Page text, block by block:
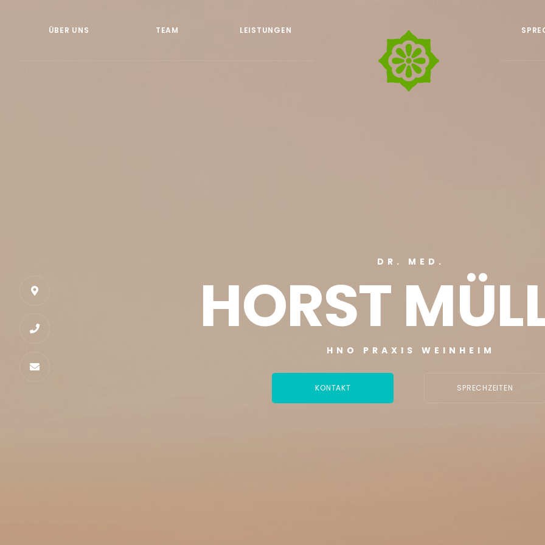
ÜBER UNS TEAM LEISTUNGEN



DR. MED.
HORST
HNO PRAXIS WEINHEIM
KONTAKT SPRECHZEITEN